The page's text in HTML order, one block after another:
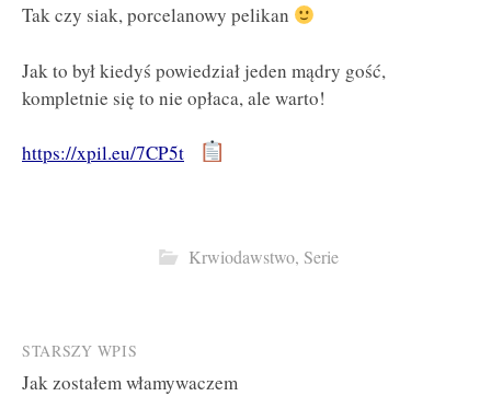
Tak czy siak, porcelanowy pelikan
Jak to był kiedyś powiedział jeden mądry gość,
kompletnie się to nie opłaca, ale warto!
https://xpil.eu/7CP5t
Krwiodawstwo, Serie
Post
STARSZY WPIS
Jak zostałem włamywaczem